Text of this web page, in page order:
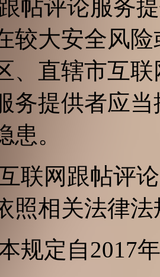
帖评论服务
较大安全风
、直辖市互
务提供者应
患。
联网跟帖评
照相关法律
规定自2017